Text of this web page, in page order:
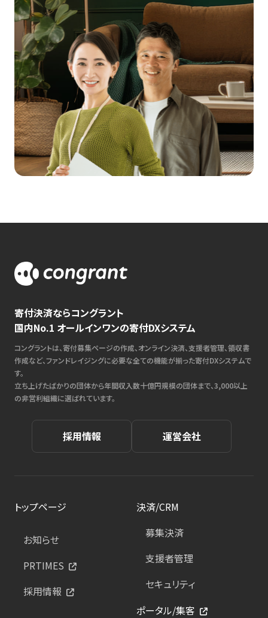
寄付決済ならコングラント
国内No.1 オールインワンの寄付DXシステム
コングラントは、寄付募集ページの作成、オンライン決済、支援者管理、領収書
作成など、ファンドレイジングに必要な全ての機能が揃った寄付DXシステムで
す。
立ち上げたばかりの団体から年間収入数十億円規模の団体まで、3,000以上
の非営利組織に選ばれています。
採用情報 運営会社
トップページ
お知らせ
PRTIMES
採用情報
決済/CRM
募集決済
支援者管理
セキュリティ
ポータル/集客